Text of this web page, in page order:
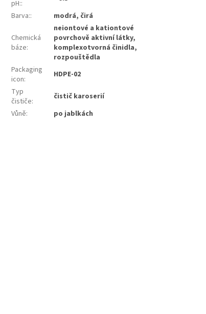
pH::
Barva:: modrá, čirá
Chemická
báze:
neiontové a kationtové
povrchově aktivní látky,
komplexotvorná činidla,
rozpouštědla
Packaging
icon:
HDPE-02
Typ
čističe:
čistič karoserií
Vůně: po jablkách